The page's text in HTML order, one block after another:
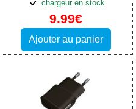
chargeur en stock
9.99€
Ajouter au panier